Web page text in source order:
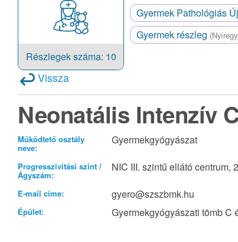
Részlegek száma: 10
Gyermek Pathológiás
Gyermek részleg
Vissza
Neonatális Intenzív
Működtető osztály
neve:
Gyermekgyógyászat
Progresszivitási szint /
Ágyszám:
NIC III. szintű ellátó centrum,
E-mail címe: gyero@szszbmk.hu
Épület: Gyermekgyógyászati tömb C